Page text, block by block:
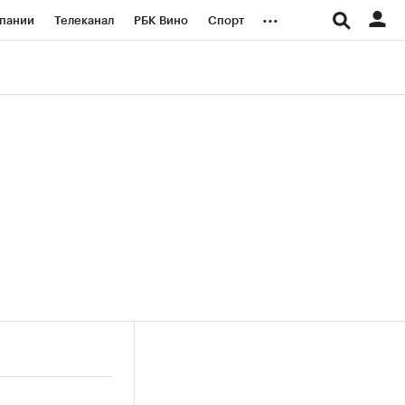
Телеканал РБК Вино Спорт ...